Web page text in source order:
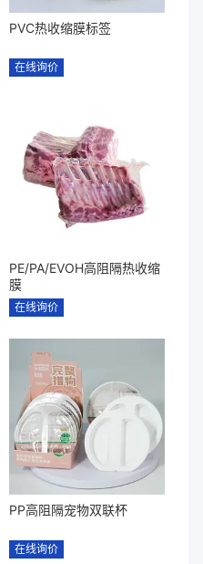
PVC热收缩膜标签
在线询价
PE/PA/EVOH高阻隔热收缩
膜
在线询价
PP高阻隔宠物双联杯
在线询价